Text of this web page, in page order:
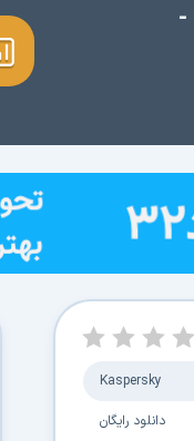
دانلود Kaspersky Rescue Disk 18.0.11.3 Update 2026.07.11 -
Kaspersky
دانلود رایگان